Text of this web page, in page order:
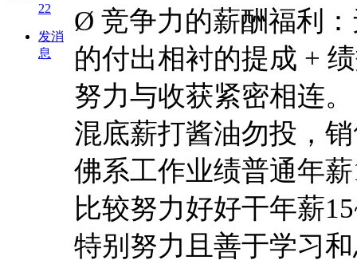
22
发消
息
Ø 竞争力的薪酬福利
的付出相衬的提成 +
努力与收获紧密相连。
混底薪打酱油勿投，
佛系工作业绩普通年薪
比较努力好好干年薪
特别努力且善于学习